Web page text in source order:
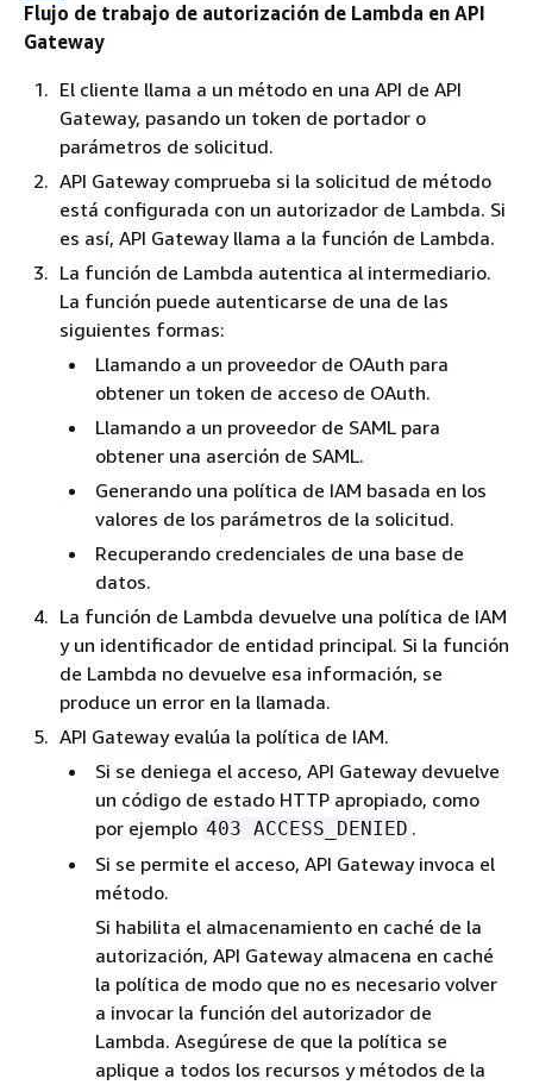
Flujo de trabajo de autorización de Lambda en API
Gateway
El cliente llama a un método en una API de API
Gateway, pasando un token de portador o
parámetros de solicitud.
API Gateway comprueba si la solicitud de método
está configurada con un autorizador de Lambda. Si
es así, API Gateway llama a la función de Lambda.
La función de Lambda autentica al intermediario.
La función puede autenticarse de una de las
siguientes formas:
Llamando a un proveedor de OAuth para
obtener un token de acceso de OAuth.
Llamando a un proveedor de SAML para
obtener una aserción de SAML.
Generando una política de IAM basada en los
valores de los parámetros de la solicitud.
Recuperando credenciales de una base de
datos.
La función de Lambda devuelve una política de IAM
y un identificador de entidad principal. Si la función
de Lambda no devuelve esa información, se
produce un error en la llamada.
API Gateway evalúa la política de IAM.
Si se deniega el acceso, API Gateway devuelve
un código de estado HTTP apropiado, como
por ejemplo 403 ACCESS_DENIED .
Si se permite el acceso, API Gateway invoca el
método.
Si habilita el almacenamiento en caché de la
autorización, API Gateway almacena en caché
la política de modo que no es necesario volver
a invocar la función del autorizador de
Lambda. Asegúrese de que la política se
aplique a todos los recursos y métodos de la